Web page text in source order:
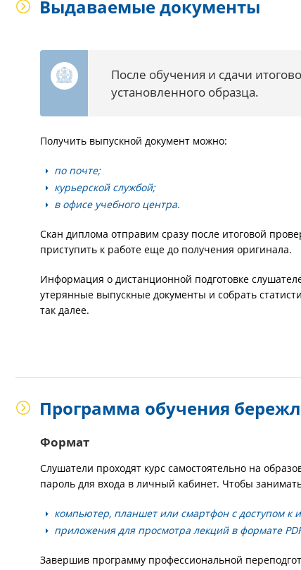
Выдаваемые документы
После обучения и сдачи
установленного образца.
Получить выпускной документ можно:
по почте;
курьерской службой;
в офисе учебного центра.
Скан диплома отправим сразу после итоговой
приступить к работе еще до получения оригинала.
Информация о дистанционной подготовке
утерянные выпускные документы и собрать
так далее.
Программа обучения
Формат
Слушатели проходят курс самостоятельно на
пароль для входа в личный кабинет. Чтобы
компьютер, планшет или смартфон с доступом к
приложения для просмотра лекций в формате
Завершив программу профессиональной